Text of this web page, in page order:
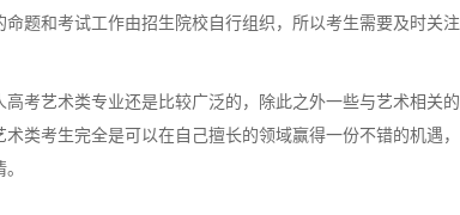
题和考试工作由招生院校自行组织，所以考生需要及时关注
考艺术类专业还是比较广泛的，除此之外一些与艺术相关的
类考生完全是可以在自己擅长的领域赢得一份不错的机遇，